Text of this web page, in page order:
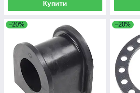
Купити
–20% –20%